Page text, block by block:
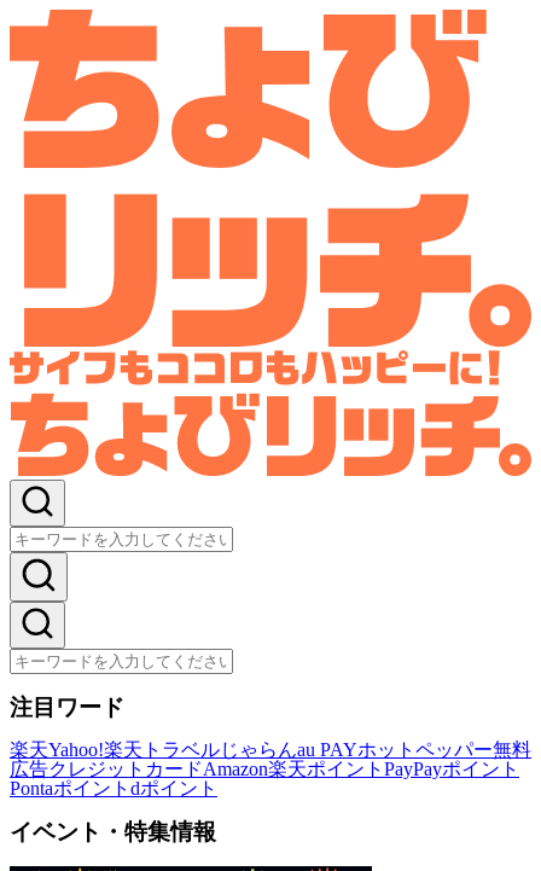
注目ワード
楽天Yahoo!楽天トラベルじゃらんau PAYホットペッパー無料
広告クレジットカードAmazon楽天ポイント PayPayポイント
Pontaポイント dポイント
イベント・特集情報